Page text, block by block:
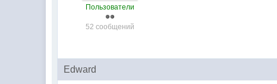
Пользователи
52 сообщений
Edward